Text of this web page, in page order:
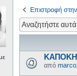
Επιστροφή
από